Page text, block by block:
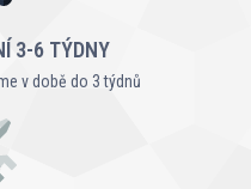
3-6 TÝDNY
v době do 3 týdnů